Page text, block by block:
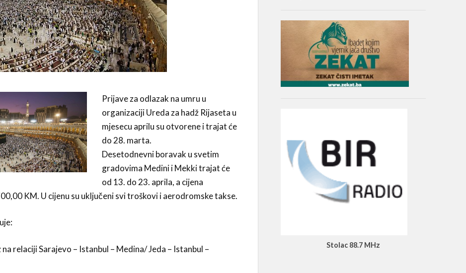
Prijave za odlazak na umru u
organizaciji Ureda za hadž Rijaseta u
mjesecu aprilu su otvorene i trajat će
do 28. marta.
Desetodnevni boravak u svetim
gradovima Medini i Mekki trajat će
od 13. do 23. aprila, a cijena
KM. U cijenu su uključeni svi troškovi i aerodromske takse.
relaciji Sarajevo – Istanbul – Medina/ Jeda – Istanbul –
Stolac 88.7 MHz